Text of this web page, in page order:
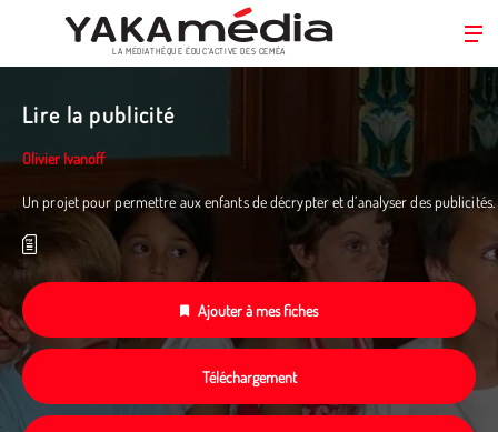
principal
LA MÉDIATHÈQUE ÉDUC’ACTIVE DES CEMÉA
Lire la publicité
Olivier Ivanoff
Un projet pour permettre aux enfants de décrypter et d’analyser des publicités.
Ajouter à mes fiches
Téléchargement